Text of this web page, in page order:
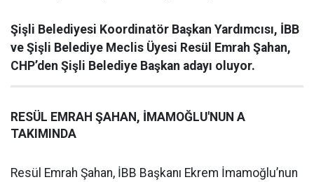
Şişli Belediyesi Koordinatör Başkan Yardımcısı, İBB
ve Şişli Belediye Meclis Üyesi Resül Emrah Şahan,
CHP’den Şişli Belediye Başkan adayı oluyor.
RESÜL EMRAH ŞAHAN, İMAMOĞLU'NUN A
TAKIMINDA
Resül Emrah Şahan, İBB Başkanı Ekrem İmamoğlu’nun